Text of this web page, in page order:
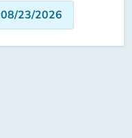
08/23/2026